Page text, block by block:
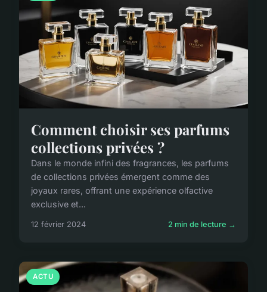
Comment choisir ses parfums
collections privées ?
Dans le monde infini des fragrances, les parfums
de collections privées émergent comme des
joyaux rares, offrant une expérience olfactive
exclusive et...
12 février 2024 2 min de lecture →
ACTU